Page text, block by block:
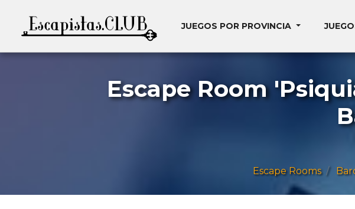
JUEGOS POR PROVINCIA
Escape Room
Escape Rooms